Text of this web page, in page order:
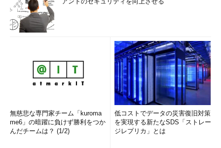
無慈悲な専門家チーム「kuroma
me6」の暗躍に負けず勝利をつか
んだチームは？ (1/2)
低コストでデータの災害復旧対策
を実現する新たなSDS「ストレー
ジレプリカ」とは